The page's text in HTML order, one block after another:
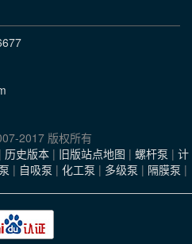
2017 版权所有
| 历史版本 | 旧版站点地图 | 螺杆泵 | 计
| 自吸泵 | 化工泵 | 多级泵 | 隔膜泵 |